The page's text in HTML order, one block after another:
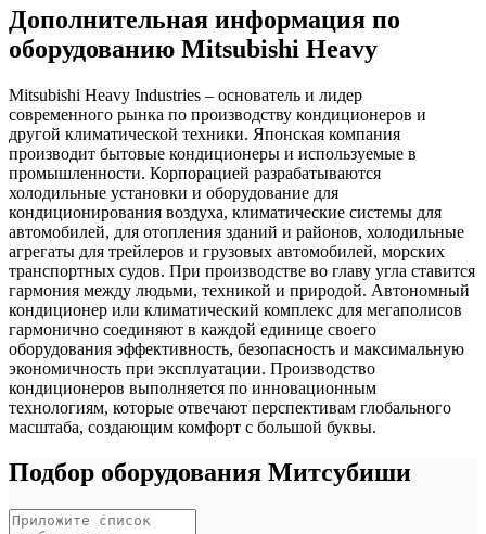
Дополнительная информация по
оборудованию Mitsubishi Heavy
Mitsubishi Heavy Industries – основатель и лидер
современного рынка по производству кондиционеров и
другой климатической техники. Японская компания
производит бытовые кондиционеры и используемые в
промышленности. Корпорацией разрабатываются
холодильные установки и оборудование для
кондиционирования воздуха, климатические системы для
автомобилей, для отопления зданий и районов, холодильные
агрегаты для трейлеров и грузовых автомобилей, морских
транспортных судов. При производстве во главу угла ставится
гармония между людьми, техникой и природой. Автономный
кондиционер или климатический комплекс для мегаполисов
гармонично соединяют в каждой единице своего
оборудования эффективность, безопасность и максимальную
экономичность при эксплуатации. Производство
кондиционеров выполняется по инновационным
технологиям, которые отвечают перспективам глобального
масштаба, создающим комфорт с большой буквы.
Подбор оборудования Митсубиши